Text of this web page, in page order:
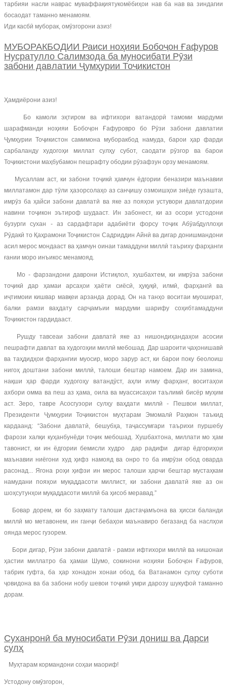
тарбияи насли наврас муваффақиятукомёбиҳои нав ба нав ва зиндагии
босаодат таманно менамоям.
Иди касбӣ муборак, омӯзгорони азиз!
МУБОРАКБОДИИ Раиси ноҳияи Бобоҷон Ғафуров
Нусратулло Салимзода ба муносибати Рӯзи
забони давлатии Ҷумҳурии Тоҷикистон
Ҳамдиёрони азиз!
Бо камоли эҳтиром ва ифтихори ватандорӣ тамоми мардуми
шарафманди ноҳияи Бобоҷон Ғафуровро бо Рӯзи забони давлатии
Ҷумҳурии Тоҷикистон самимона муборакбод намуда, барои ҳар фарди
сарбаланду худогоҳи миллат сулҳу субот, саодати рӯзгор ва барои
Тоҷикистони маҳбубамон пешрафту ободии рӯзафзун орзу менамоям.
Мусаллам аст, ки забони тоҷикӣ ҳамчун ёдгории беназири маънавии
миллатамон дар тӯли ҳазорсолаҳо аз санҷишу озмоишҳои зиёде гузашта,
имрӯз ба ҳайси забони давлатӣ ва яке аз пояҳои устувори давлатдории
навини тоҷикон эътироф шудааст. Ин забонест, ки аз осори устодони
бузурги сухан - аз сардафтари адабиёти форсу тоҷик Абӯабдуллоҳи
Рӯдакӣ то Қаҳрамони Тоҷикистон Садриддин Айнӣ ва дигар донишмандони
асил мерос мондааст ва ҳамчун оинаи тамаддуни миллӣ таъриху фарҳанги
ғании моро инъикос менамояд.
Мо - фарзандони даврони Истиқлол, хушбахтем, ки имрӯза забони
тоҷикӣ дар ҳамаи арсаҳои ҳаёти сиёсӣ, ҳуқуқӣ, илмӣ, фарҳангӣ ва
иҷтимоии кишвар мавқеи арзанда дорад. Он на танҳо воситаи муошират,
балки рамзи ваҳдату сарҷамъии мардуми шарифу соҳибтамаддуни
Тоҷикистон гардидааст.
Рушду тавсеаи забони давлатӣ яке аз нишондиҳандаҳои асосии
пешрафти давлат ва худогоҳии миллӣ мебошад. Дар шароити ҷаҳонишавӣ
ва таҳдидҳои фарҳангии муосир, моро зарур аст, ки барои поку беолоиш
нигоҳ доштани забони миллӣ, талоши бештар намоем. Дар ин замина,
нақши ҳар фарди худогоҳу ватандӯст, аҳли илму фарҳанг, воситаҳои
ахбори омма ва пеш аз ҳама, оила ва муассисаҳои таълимӣ бисёр муҳим
аст. Зеро, тавре Асосгузори сулҳу ваҳдати миллӣ - Пешвои миллат,
Президенти Ҷумҳурии Тоҷикистон муҳтарам Эмомалӣ Раҳмон таъкид
кардаанд: “Забони давлатӣ, бешубҳа, таҷассумгари таърихи пуршебу
фарози халқи куҳанбунёди тоҷик мебошад. Хушбахтона, миллати мо ҳам
тавонист, ки ин ёдгории бемисли худро дар радифи дигар ёдгориҳои
маънавии ниёгони худ ҳифз намояд ва онро то ба имрӯзи обод оварда
расонад... Ягона роҳи ҳифзи ин мерос талоши ҳарчи бештар мустаҳкам
намудани пояҳои муқаддасоти миллист, ки забони давлатӣ яке аз он
шоҳсутунҳои муқаддасоти миллӣ ба ҳисоб меравад.”
Бовар дорем, ки бо заҳмату талоши дастаҷамъона ва ҳисси баланди
миллӣ мо метавонем, ин ганҷи бебаҳои маънавиро бегазанд ба наслҳои
оянда мерос гузорем.
Бори дигар, Рӯзи забони давлатӣ - рамзи ифтихори миллӣ ва нишонаи
ҳастии миллатро ба ҳамаи Шумо, сокинони ноҳияи Бобоҷон Ғафуров,
табрик гуфта, ба ҳар хонадон хонаи обод, ба Ватанамон сулҳу суботи
ҷовидона ва ба забони нобу шевои тоҷикӣ умри дарозу шукуфоӣ таманно
дорам.
Суханронӣ ба муносибати Рӯзи дониш ва Дарси
сулҳ
Муҳтарам кормандони соҳаи маориф!
Устодону омӯзгорон,